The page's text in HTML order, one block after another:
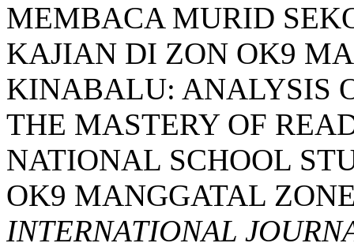
MEMBACA MURID
KAJIAN DI ZON OK9
KINABALU: ANALYSIS
THE MASTERY OF
NATIONAL SCHOOL
OK9 MANGGATAL
INTERNATIONAL